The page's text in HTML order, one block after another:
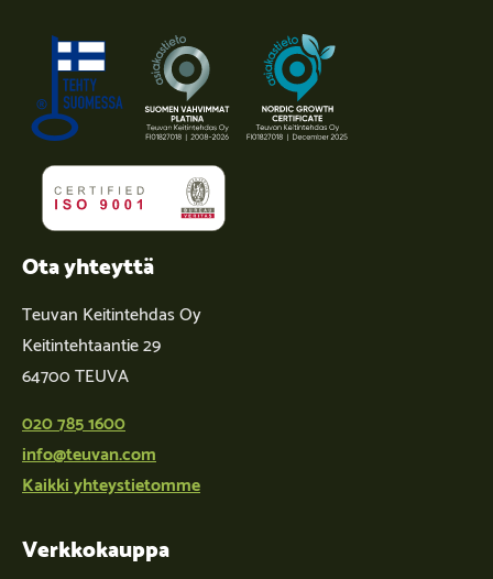
Ota yhteyttä
Teuvan Keitintehdas Oy
Keitintehtaantie 29
64700 TEUVA
020 785 1600
info@teuvan.com
Kaikki yhteystietomme
Verkkokauppa